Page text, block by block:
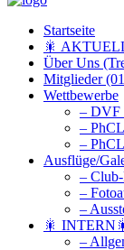
Startseite
🎇
Über Uns
Mitglieder
Wettbewerbe
– DVF
–
–
Ausflüge/
–
–
–
🎇
–